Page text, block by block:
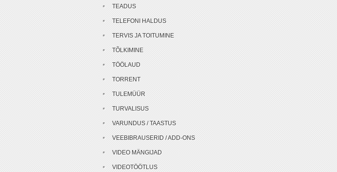
TEADUS
TELEFONI HALDUS
TERVIS JA TOITUMINE
TÕLKIMINE
TÖÖLAUD
TORRENT
TULEMÜÜR
TURVALISUS
VARUNDUS / TAASTUS
VEEBIBRAUSERID / ADD-ONS
VIDEO MÄNGIJAD
VIDEOTÖÖTLUS